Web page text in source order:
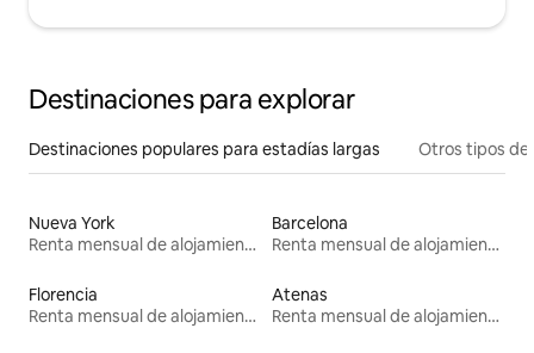
Destinaciones para explorar
Destinaciones populares para estadías largas Otros tipos de
Nueva York
Renta mensual de alojamientos
Barcelona
Renta mensual de alojamientos
Florencia
Renta mensual de alojamientos
Atenas
Renta mensual de alojamientos